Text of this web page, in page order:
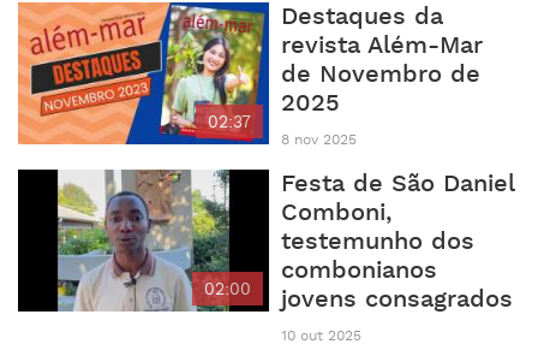
02:37
Destaques da
revista Além-Mar
de Novembro de
2025
8 nov 2025
02:00
Festa de São Daniel
Comboni,
testemunho dos
combonianos
jovens consagrados
10 out 2025